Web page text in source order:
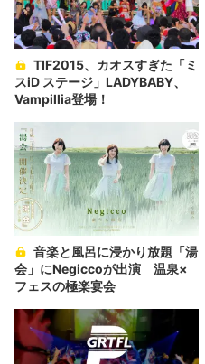
スiD ステージ」LADYBABY、
Vampillia登場！
会」にNegiccoが出演 温泉×
フェスの極楽宴会